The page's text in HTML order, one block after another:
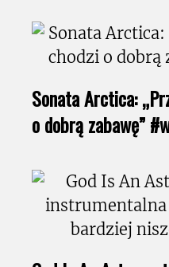
Sonata Arctica:
o dobrą zabawę”